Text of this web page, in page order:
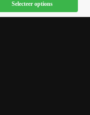
Selecteer options